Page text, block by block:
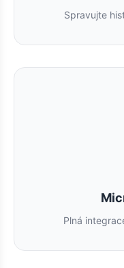
Spravujte
Plná